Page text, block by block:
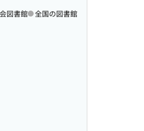
図書館 全国の図書館